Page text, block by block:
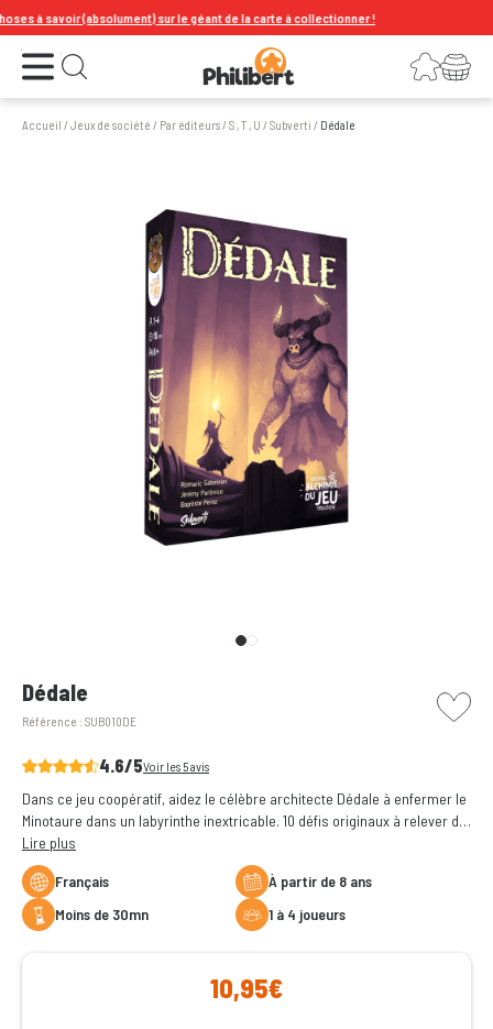
à savoir (absolument) sur le géant de la carte à collectionner !
Ouvrir le menu Ouvrir la recherche Connexion
Votre panier
Accueil /Jeux de société / Par éditeurs/S , T , U /Subverti / Dédale
Dédale
Référence : SUB010DE
picto
4.6/5Voir les 5 avis
Dans ce jeu coopératif, aidez le célèbre architecte Dédale à enfermer le
Minotaure dans un labyrinthe inextricable. 10 défis originaux à relever de
difficulté progressive !
Lire plus
Français
à partir de 8 ans
moins de 30mn
1 à 4 joueurs
10,95€